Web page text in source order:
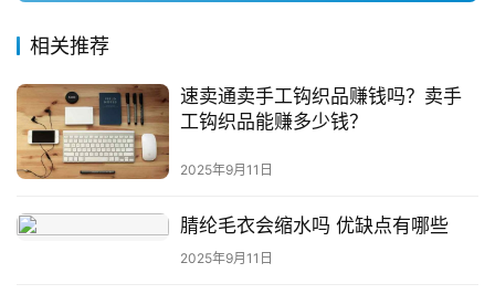
区
相关推荐
速卖通卖手工钩织品赚钱吗？卖手
工钩织品能赚多少钱？
2025年9月11日
腈纶毛衣会缩水吗 优缺点有哪些
2025年9月11日